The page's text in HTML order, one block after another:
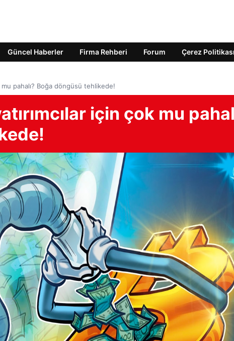
Güncel Haberler Firma Rehberi Forum Çerez Politikası
pahalı? Boğa döngüsü tehlikede!
için çok mu